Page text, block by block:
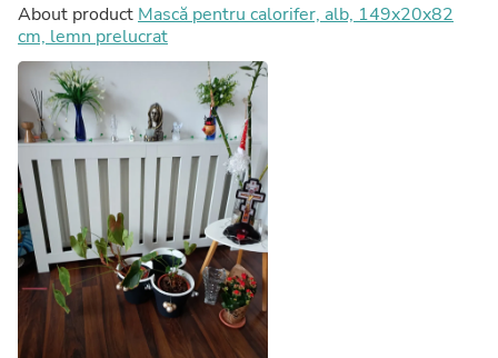
About product Mască pentru calorifer, alb, 149x20x82
cm, lemn prelucrat